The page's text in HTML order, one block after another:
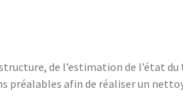
de l’estimation de l’état du
préalables afin de réaliser un